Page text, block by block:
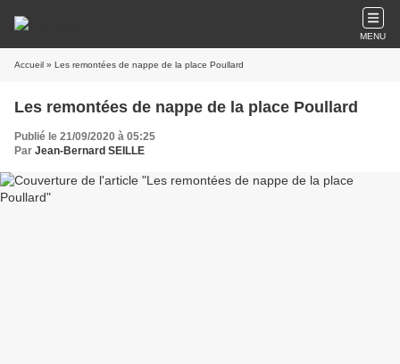
MENU
Accueil » Les remontées de nappe de la place Poullard
Les remontées de nappe de la place Poullard
Publié le 21/09/2020 à 05:25
Par Jean-Bernard SEILLE